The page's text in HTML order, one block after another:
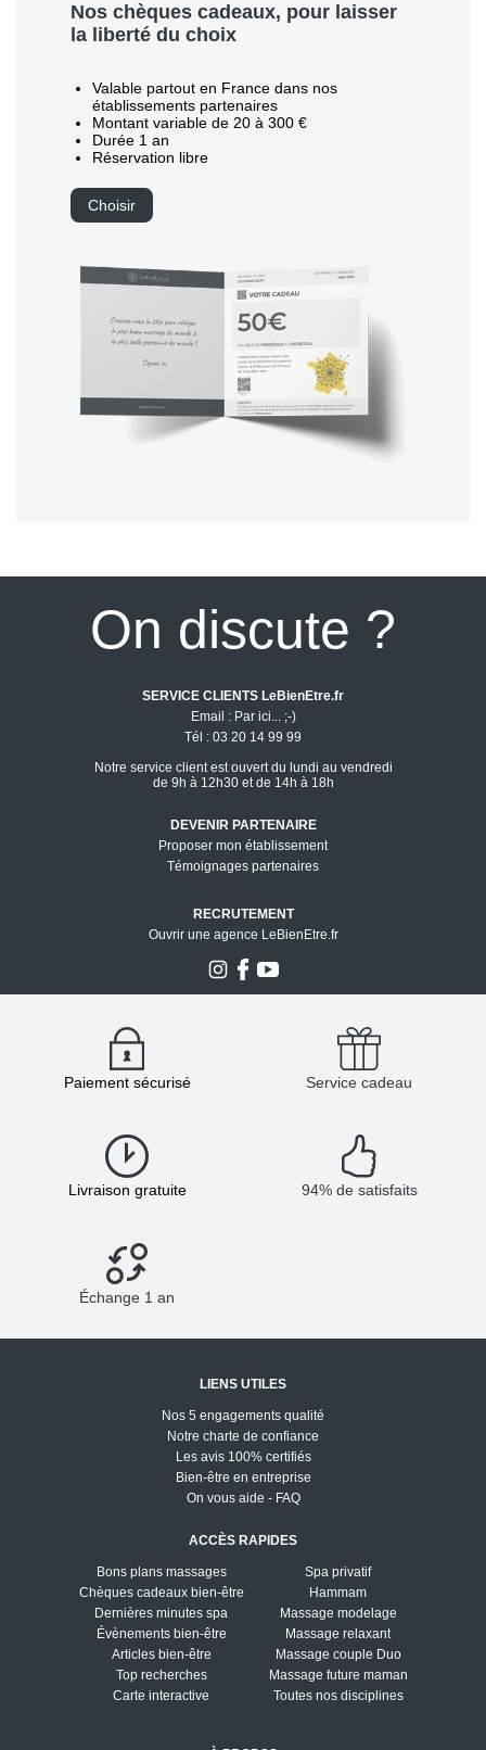
Nos chèques cadeaux, pour laisser
la liberté du choix
Valable partout en France dans nos
établissements partenaires
Montant variable de 20 à 300 €
Durée 1 an
Réservation libre
Choisir
On discute ?
SERVICE CLIENTS LeBienEtre.fr
Email
Par ici... ;-)
Tél
03 20 14 99 99
Notre service client est ouvert du lundi au vendredi
de 9h à 12h30 et de 14h à 18h
DEVENIR PARTENAIRE
Proposer mon établissement
Témoignages partenaires
RECRUTEMENT
Ouvrir une agence LeBienEtre.fr
Paiement sécurisé Service cadeau
Livraison gratuite 94% de satisfaits
Échange 1 an
LIENS UTILES
Nos 5 engagements qualité
Notre charte de confiance
Les avis 100% certifiés
Bien-être en entreprise
On vous aide - FAQ
ACCÈS RAPIDES
Bons plans massages
Chèques cadeaux bien-être
Dernières minutes spa
Évènements bien-être
Articles bien-être
Top recherches
Carte interactive
Spa privatif
Hammam
Massage modelage
Massage relaxant
Massage couple Duo
Massage future maman
Toutes nos disciplines